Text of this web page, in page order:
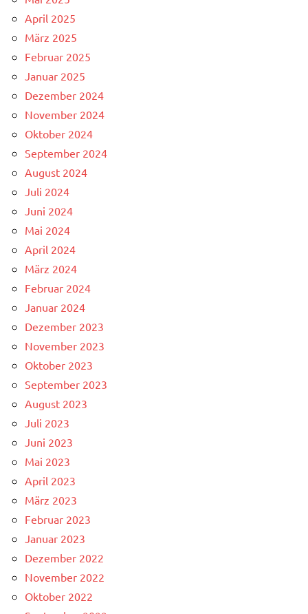
April 2025
März 2025
Februar 2025
Januar 2025
Dezember 2024
November 2024
Oktober 2024
September 2024
August 2024
Juli 2024
Juni 2024
Mai 2024
April 2024
März 2024
Februar 2024
Januar 2024
Dezember 2023
November 2023
Oktober 2023
September 2023
August 2023
Juli 2023
Juni 2023
Mai 2023
April 2023
März 2023
Februar 2023
Januar 2023
Dezember 2022
November 2022
Oktober 2022